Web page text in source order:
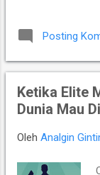
Posting
Ketika Elite
Dunia Mau
Oleh Analgin